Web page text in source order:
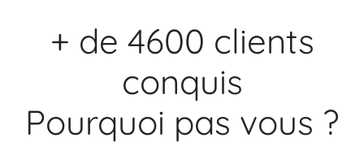
+ de 4600 clients
conquis
Pourquoi pas vous ?